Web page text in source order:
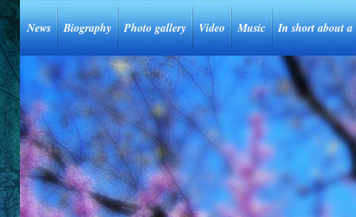
News Biography Photo gallery Video Music In short about